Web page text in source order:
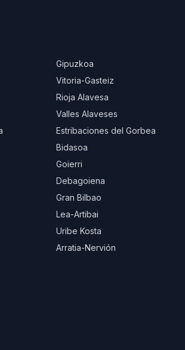
Gipuzkoa
Vitoria-Gasteiz
Rioja Alavesa
Valles Alaveses
Estribaciones del Gorbea
Bidasoa
Goierri
Debagoiena
Gran Bilbao
Lea-Artibai
Uribe Kosta
Arratia-Nervión